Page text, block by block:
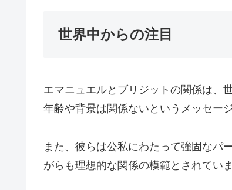
世界中からの注目
エマニュエルとブリジットの関係は、
年齢や背景は関係ないというメッセー
また、彼らは公私にわたって強固なパ
がらも理想的な関係の模範とされていま